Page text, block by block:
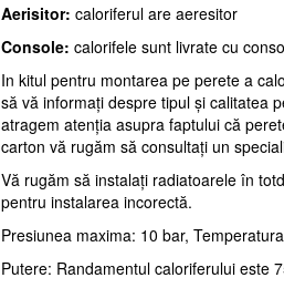
Aerisitor: caloriferul are aeresitor
Console: calorifele sunt livrate cu
In kitul pentru montarea pe perete a
să vă informați despre tipul și calitatea
atragem atenția asupra faptului că
carton vă rugăm să consultați un
Vă rugăm să instalați radiatoarele în
pentru instalarea incorectă.
Presiunea maxima: 10 bar,
Putere: Randamentul caloriferului este